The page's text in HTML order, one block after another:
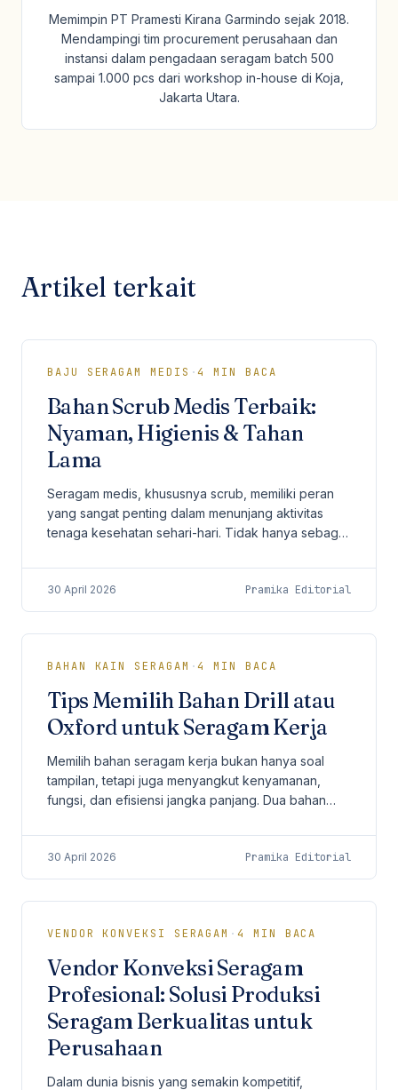
Memimpin PT Pramesti Kirana Garmindo sejak 2018.
Mendampingi tim procurement perusahaan dan
instansi dalam pengadaan seragam batch 500
sampai 1.000 pcs dari workshop in-house di Koja,
Jakarta Utara.
Artikel terkait
BAJU SERAGAM MEDIS ·4 MIN BACA
Bahan Scrub Medis Terbaik:
Nyaman, Higienis & Tahan
Lama
Seragam medis, khususnya scrub, memiliki peran
yang sangat penting dalam menunjang aktivitas
tenaga kesehatan sehari-hari. Tidak hanya sebagai
memberikan...
30 April 2026 Pramika Editorial
BAHAN KAIN SERAGAM ·4 MIN BACA
Tips Memilih Bahan Drill atau
Oxford untuk Seragam Kerja
Memilih bahan seragam kerja bukan hanya soal
tampilan, tetapi juga menyangkut kenyamanan,
fungsi, dan efisiensi jangka panjang. Dua bahan
perusahaan adalah...
30 April 2026 Pramika Editorial
VENDOR KONVEKSI SERAGAM ·4 MIN BACA
Vendor Konveksi Seragam
Profesional: Solusi Produksi
Seragam Berkualitas untuk
Perusahaan
Dalam dunia bisnis yang semakin kompetitif,